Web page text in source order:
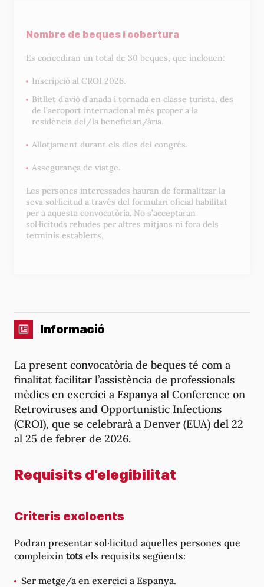
Nombre de beques i cobertura
Es concediran un total de 30 beques, que inclouen:
Inscripció al CROI 2026.
Bitllet d’avió d’anada i tornada en classe turista, des
de l’aeroport internacional més proper a la
residència del/la beneficiari/ària.
Allotjament durant els dies del congrés.
Assegurança de viatge.
Les persones interessades hauran de formalitzar la
seva sol·licitud a través del formulari oficial habilitat
per a aquesta convocatòria. No s’acceptaran
sol·licituds rebudes per altres mitjans ni fora dels
terminis establerts,
Informació
La present convocatòria de beques té com a
finalitat facilitar l’assistència de professionals
mèdics en exercici a Espanya al Conference on
Retroviruses and Opportunistic Infections
(CROI), que se celebrarà a Denver (EUA) del 22
al 25 de febrer de 2026.
Requisits d’elegibilitat
Criteris excloents
Podran presentar sol·licitud aquelles persones que
compleixin tots els requisits següents:
Ser metge/a en exercici a Espanya.